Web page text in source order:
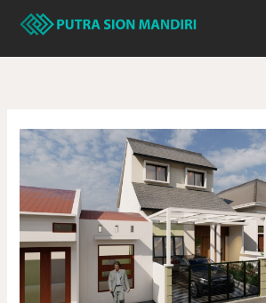
Lewati
konten